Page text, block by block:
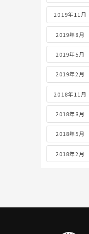
2019年11月
2019年8月
2019年5月
2019年2月
2018年11月
2018年8月
2018年5月
2018年2月